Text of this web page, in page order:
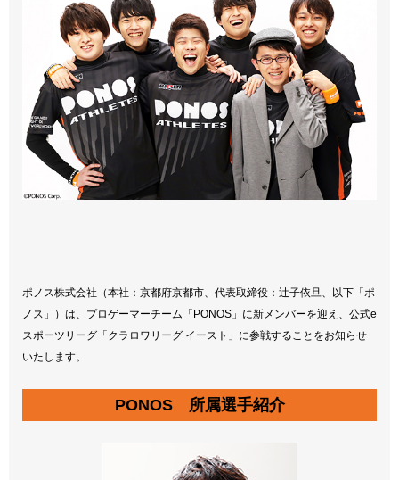
ポノス株式会社（本社：京都府京都市、代表取締役：辻子依旦、以下「ポ
ノス」）は、プロゲーマーチーム「PONOS」に新メンバーを迎え、公式e
スポーツリーグ「クラロワリーグ イースト」に参戦することをお知らせ
いたします。
PONOS 所属選手紹介